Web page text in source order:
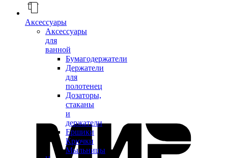
Аксессуары
Аксессуары
для
ванной
Бумагодержатели
Держатели
для
полотенец
Дозаторы,
стаканы
и
держатели
Ершики
Крючки
Мыльницы